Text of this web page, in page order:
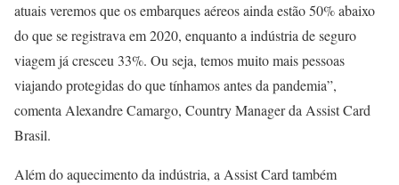
atuais veremos que os embarques aéreos ainda estão 50% abaixo
do que se registrava em 2020, enquanto a indústria de seguro
viagem já cresceu 33%. Ou seja, temos muito mais pessoas
viajando protegidas do que tínhamos antes da pandemia”,
comenta Alexandre Camargo, Country Manager da Assist Card
Brasil.
Além do aquecimento da indústria, a Assist Card também